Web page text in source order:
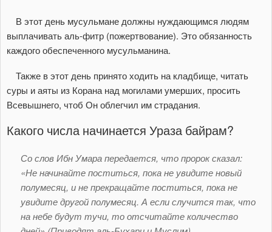
В этот день мусульмане должны нуждающимся людям
выплачивать аль-фитр (пожертвование). Это обязанность
каждого обеспеченного мусульманина.
Также в этот день принято ходить на кладбище, читать
суры и аяты из Корана над могилами умерших, просить
Всевышнего, чтоб Он облегчил им страдания.
Какого числа начинается Ураза байрам?
Со слов Ибн Умара передается, что пророк сказал:
«Не начинайте поститься, пока не увидите новый
полумесяц, и не прекращайте поститься, пока не
увидите другой полумесяц. А если случится так, что
на небе будут тучи, то отсчитайте количество